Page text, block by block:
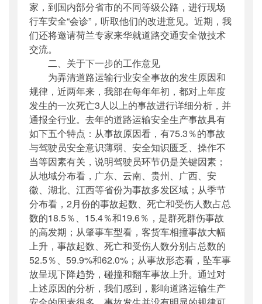
家，到国内部分省市的不同等级公路，进行现场
行车安全“会诊”，听取他们的改进意见。近期，我
们还将邀请荷兰专家来华就道路交通安全做技术
交流。
二、关于下一步的工作意见
为弄清道路运输行业安全事故的发生原因和
规律，近两年来，我部在每年年初，都对上年度
发生的一次死亡3人以上的事故进行详细分析，并
通报全行业。去年的道路运输安全生产事故具有
如下五个特点：从事故原因看，有75.3％的事故
与驾驶员安全意识薄弱、安全知识匮乏、操作不
当等因素有关，说明驾驶员环节仍是关键因素；
从地域分布看，广东、云南、贵州、广西、安
徽、湖北、江西等省份为事故多发区域；从季节
分布看，2月份的事故起数、死亡和受伤人数占总
数的18.5％、15.4％和19.6％，是群死群伤事故
的高发期；从肇事车型看，客货车相撞事故大幅
上升，事故起数、死亡和受伤人数分别占总数的
52.5％、59.9%和62.0%；从事故形态看，坠车事
故呈现下降趋势，碰撞和翻车事故上升。通过对
上述原因的分析，我们感到，影响道路运输生产